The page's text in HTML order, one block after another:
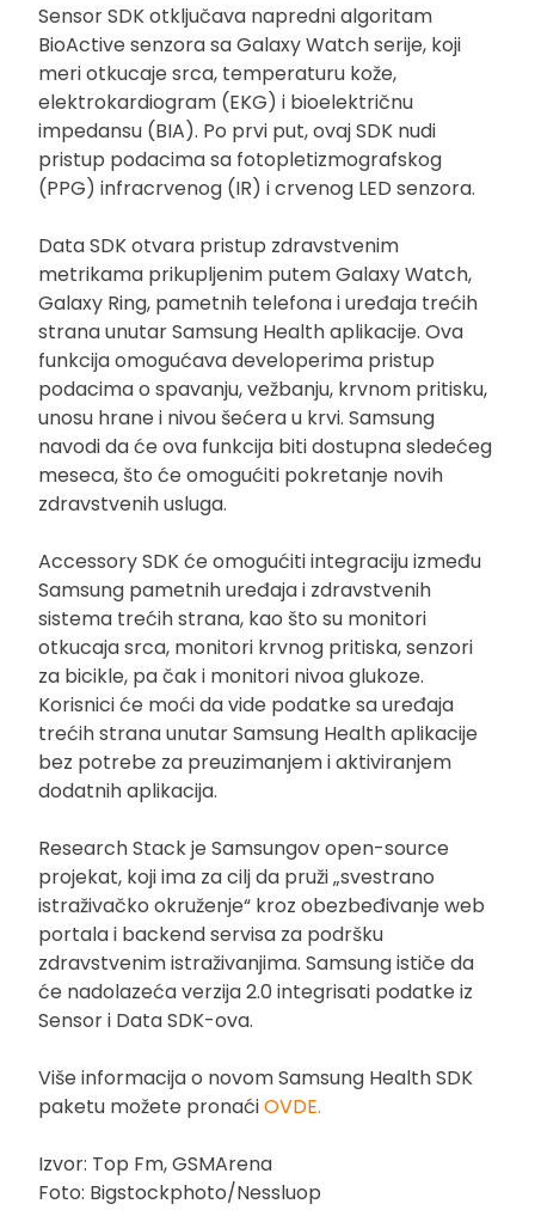
Sensor SDK otključava napredni algoritam
BioActive senzora sa Galaxy Watch serije, koji
meri otkucaje srca, temperaturu kože,
elektrokardiogram (EKG) i bioelektričnu
impedansu (BIA). Po prvi put, ovaj SDK nudi
pristup podacima sa fotopletizmografskog
(PPG) infracrvenog (IR) i crvenog LED senzora.
Data SDK otvara pristup zdravstvenim
metrikama prikupljenim putem Galaxy Watch,
Galaxy Ring, pametnih telefona i uređaja trećih
strana unutar Samsung Health aplikacije. Ova
funkcija omogućava developerima pristup
podacima o spavanju, vežbanju, krvnom pritisku,
unosu hrane i nivou šećera u krvi. Samsung
navodi da će ova funkcija biti dostupna sledećeg
meseca, što će omogućiti pokretanje novih
zdravstvenih usluga.
Accessory SDK će omogućiti integraciju između
Samsung pametnih uređaja i zdravstvenih
sistema trećih strana, kao što su monitori
otkucaja srca, monitori krvnog pritiska, senzori
za bicikle, pa čak i monitori nivoa glukoze.
Korisnici će moći da vide podatke sa uređaja
trećih strana unutar Samsung Health aplikacije
bez potrebe za preuzimanjem i aktiviranjem
dodatnih aplikacija.
Research Stack je Samsungov open-source
projekat, koji ima za cilj da pruži „svestrano
istraživačko okruženje“ kroz obezbeđivanje web
portala i backend servisa za podršku
zdravstvenim istraživanjima. Samsung ističe da
će nadolazeća verzija 2.0 integrisati podatke iz
Sensor i Data SDK-ova.
Više informacija o novom Samsung Health SDK
paketu možete pronaćiOVDE.
Izvor: Top Fm, GSMArena
Foto: Bigstockphoto/Nessluop